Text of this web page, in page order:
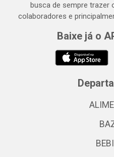
busca de sempre trazer
colaboradores e
Baixe já o